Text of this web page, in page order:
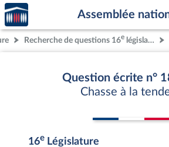
Aller au contenu
Aller en bas de la page
Accèder
à la
page
d'accueil
Assemblée
Recherche de questions 16e législature
Question écrite n°
Chasse à la
16e Législature